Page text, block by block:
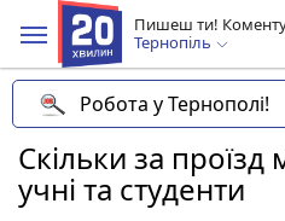
Пишеш ти!
Тернопіль
Робота у Тернополі!
Скільки за
учні та студенти